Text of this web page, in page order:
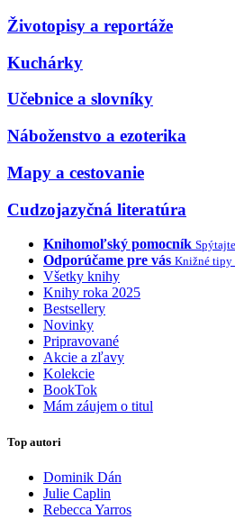
Životopisy a reportáže
Kuchárky
Učebnice a slovníky
Náboženstvo a ezoterika
Mapy a cestovanie
Cudzojazyčná literatúra
Knihomoľský pomocník
Odporúčame pre vás Knižné tipy
Všetky knihy
Knihy roka 2025
Bestsellery
Novinky
Pripravované
Akcie a zľavy
Kolekcie
BookTok
Mám záujem o titul
Top autori
Dominik Dán
Julie Caplin
Rebecca Yarros